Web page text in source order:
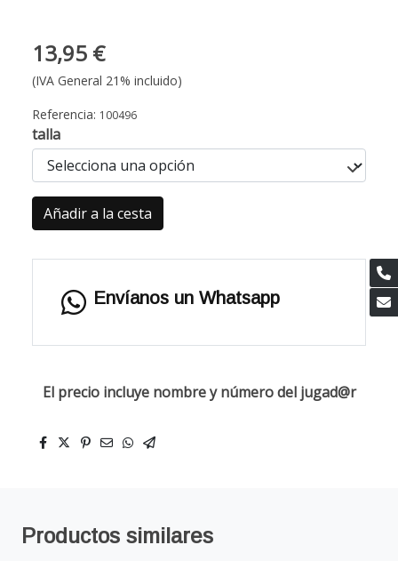
13,95 €
(IVA General 21% incluido)
Referencia: 100496
talla
Añadir a la cesta
Envíanos un Whatsapp
El precio incluye nombre y número del jugad@r
Productos similares